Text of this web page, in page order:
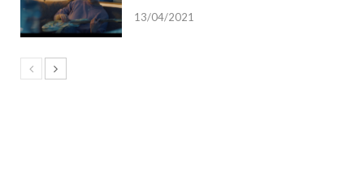
13/04/2021